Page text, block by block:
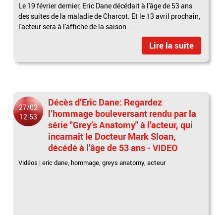
Le 19 février dernier, Eric Dane décédait à l'âge de 53 ans
des suites de la maladie de Charcot. Et le 13 avril prochain,
l'acteur sera à l'affiche de la saison...
Lire la suite
27/02
12:53
Décès d’Eric Dane: Regardez
l’hommage bouleversant rendu par la
série "Grey’s Anatomy" à l’acteur, qui
incarnait le Docteur Mark Sloan,
décédé à l’âge de 53 ans - VIDEO
Vidéos |eric dane, hommage,greys anatomy,acteur